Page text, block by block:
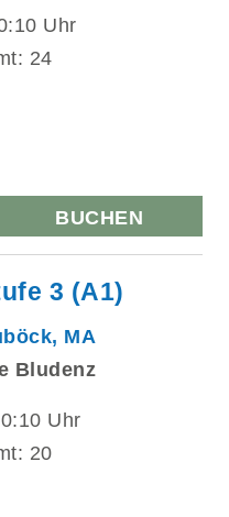
Uhr
24
BUCHEN
3 (A1)
MA
Bludenz
Uhr
20